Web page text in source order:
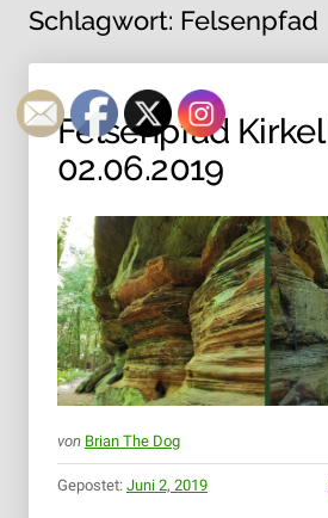
Schlagwort: Felsenpfad
Felsenpfad Kirkel |
02.06.2019
von Brian The Dog
Gepostet: Juni 2, 2019